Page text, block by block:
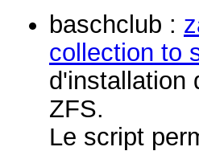
baschclub :
collection to
d'installation
ZFS.
Le script